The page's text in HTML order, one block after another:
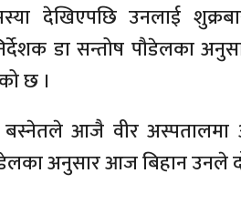
देखिएपछि उनलाई
डा सन्तोष पौडेलका
छ ।
बस्नेतले आजै वीर
अनुसार आज बिहान उनले